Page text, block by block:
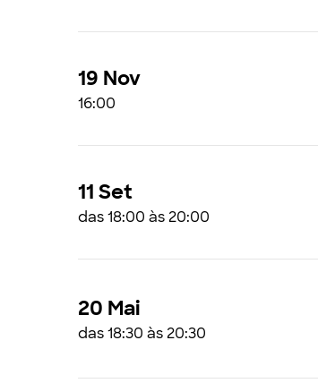
19 Nov
16:00
11 Set
das 18:00 às 20:00
20 Mai
das 18:30 às 20:30